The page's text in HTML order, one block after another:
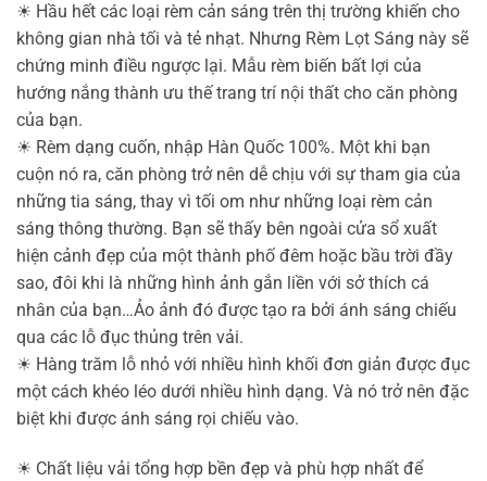
☀ Hầu hết các loại rèm cản sáng trên thị trường khiến cho
không gian nhà tối và tẻ nhạt. Nhưng Rèm Lọt Sáng này sẽ
chứng minh điều ngược lại. Mẫu rèm biến bất lợi của
hướng nắng thành ưu thế trang trí nội thất cho căn phòng
của bạn.
☀ Rèm dạng cuốn, nhập Hàn Quốc 100%. Một khi bạn
cuộn nó ra, căn phòng trở nên dễ chịu với sự tham gia của
những tia sáng, thay vì tối om như những loại rèm cản
sáng thông thường. Bạn sẽ thấy bên ngoài cửa sổ xuất
hiện cảnh đẹp của một thành phố đêm hoặc bầu trời đầy
sao, đôi khi là những hình ảnh gắn liền với sở thích cá
nhân của bạn…Ảo ảnh đó được tạo ra bởi ánh sáng chiếu
qua các lỗ đục thủng trên vải.
☀ Hàng trăm lỗ nhỏ với nhiều hình khối đơn giản được đục
một cách khéo léo dưới nhiều hình dạng. Và nó trở nên đặc
biệt khi được ánh sáng rọi chiếu vào.
☀ Chất liệu vải tổng hợp bền đẹp và phù hợp nhất để